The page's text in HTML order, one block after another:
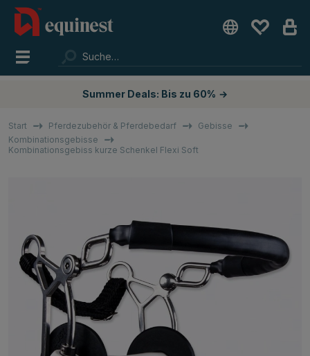
Summer Deals: Bis zu 60% →
Start Pferdezubehör & Pferdebedarf
Gebisse
Kombinationsgebisse
Kombinationsgebiss kurze Schenkel Flexi Soft